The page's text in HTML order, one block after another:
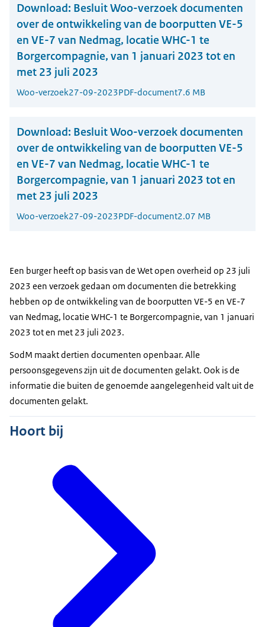
Download: Besluit Woo-verzoek documenten
over de ontwikkeling van de boorputten VE-5
en VE-7 van Nedmag, locatie WHC-1 te
Borgercompagnie, van 1 januari 2023 tot en
met 23 juli 2023
Woo-verzoek27-09-2023PDF-document7.6 MB
Download: Besluit Woo-verzoek documenten
over de ontwikkeling van de boorputten VE-5
en VE-7 van Nedmag, locatie WHC-1 te
Borgercompagnie, van 1 januari 2023 tot en
met 23 juli 2023
Woo-verzoek27-09-2023PDF-document2.07 MB
Een burger heeft op basis van de Wet open overheid op 23 juli
2023 een verzoek gedaan om documenten die betrekking
hebben op de ontwikkeling van de boorputten VE-5 en VE-7
van Nedmag, locatie WHC-1 te Borgercompagnie, van 1 januari
2023 tot en met 23 juli 2023.
SodM maakt dertien documenten openbaar. Alle
persoonsgegevens zijn uit de documenten gelakt. Ook is de
informatie die buiten de genoemde aangelegenheid valt uit de
documenten gelakt.
Hoort bij